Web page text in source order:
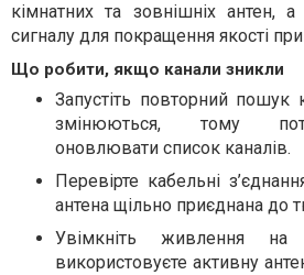
кімнатних та зовнішніх антен,
сигналу для покращення якості
Що робити, якщо канали зникли
Запустіть повторний пошук
змінюються, тому
оновлювати список каналів.
Перевірте кабельні
антена щільно приєднана до
Увімкніть живлення
використовуєте активну